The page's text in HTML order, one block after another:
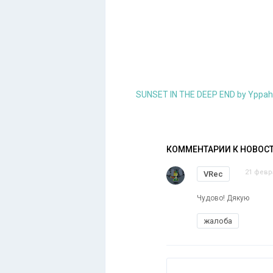
SUNSET IN THE DEEP END by Yppah
КОММЕНТАРИИ К
VRec 21
Чудово! Дякую
жалоба